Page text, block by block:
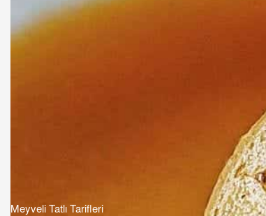
Meyveli Tatlı Tarifleri